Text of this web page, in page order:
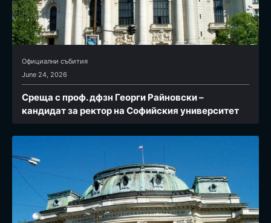
Официални събития
June 24, 2026
Среща с проф. дфзн Георги Райновски –
кандидат за ректор на Софийския университет